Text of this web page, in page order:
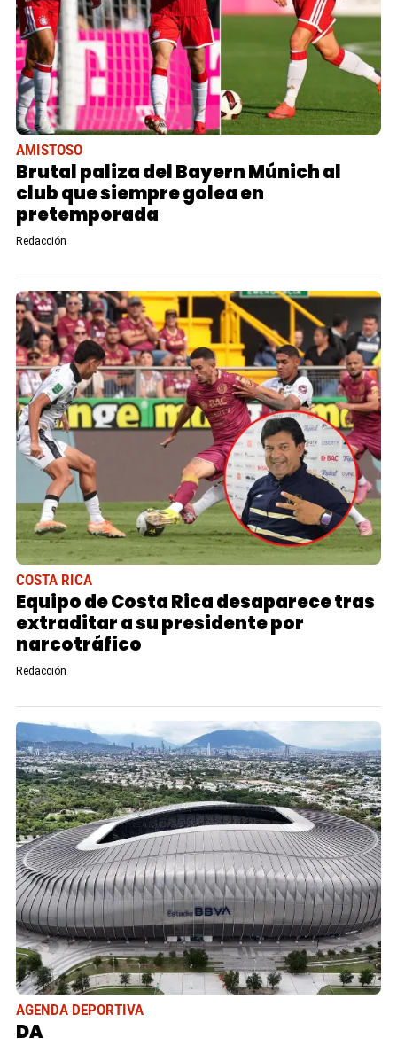
AMISTOSO
Brutal paliza del Bayern Múnich al
club que siempre golea en
pretemporada
Redacción
COSTA RICA
Equipo de Costa Rica desaparece tras
extraditar a su presidente por
narcotráfico
Redacción
AGENDA DEPORTIVA
DA